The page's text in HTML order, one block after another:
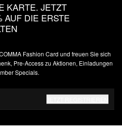
KARTE. JETZT
AUF DIE ERSTE
Fashion Card und freuen Sie sich
Pre-Access zu Aktionen, Einladungen
Specials.